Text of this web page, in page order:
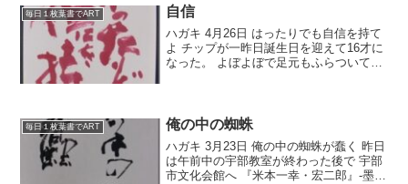
典を勉強してないと帰る場...
毎日１枚葉書でART 自信
ハガキ 4月26日 はったりでも自信を持て
よ チップが一昨日誕生日を迎えて16才に
なった。 よぼよぼで足元もふらついてす
だけ長...
毎日１枚葉書でART 俺の中の蜘蛛
ハガキ 3月23日 俺の中の蜘蛛が蠢く 昨日
は午前中の宇部教室が終わった後で 宇部
市文化会館へ 『米本一幸・宏二郎』-墨と